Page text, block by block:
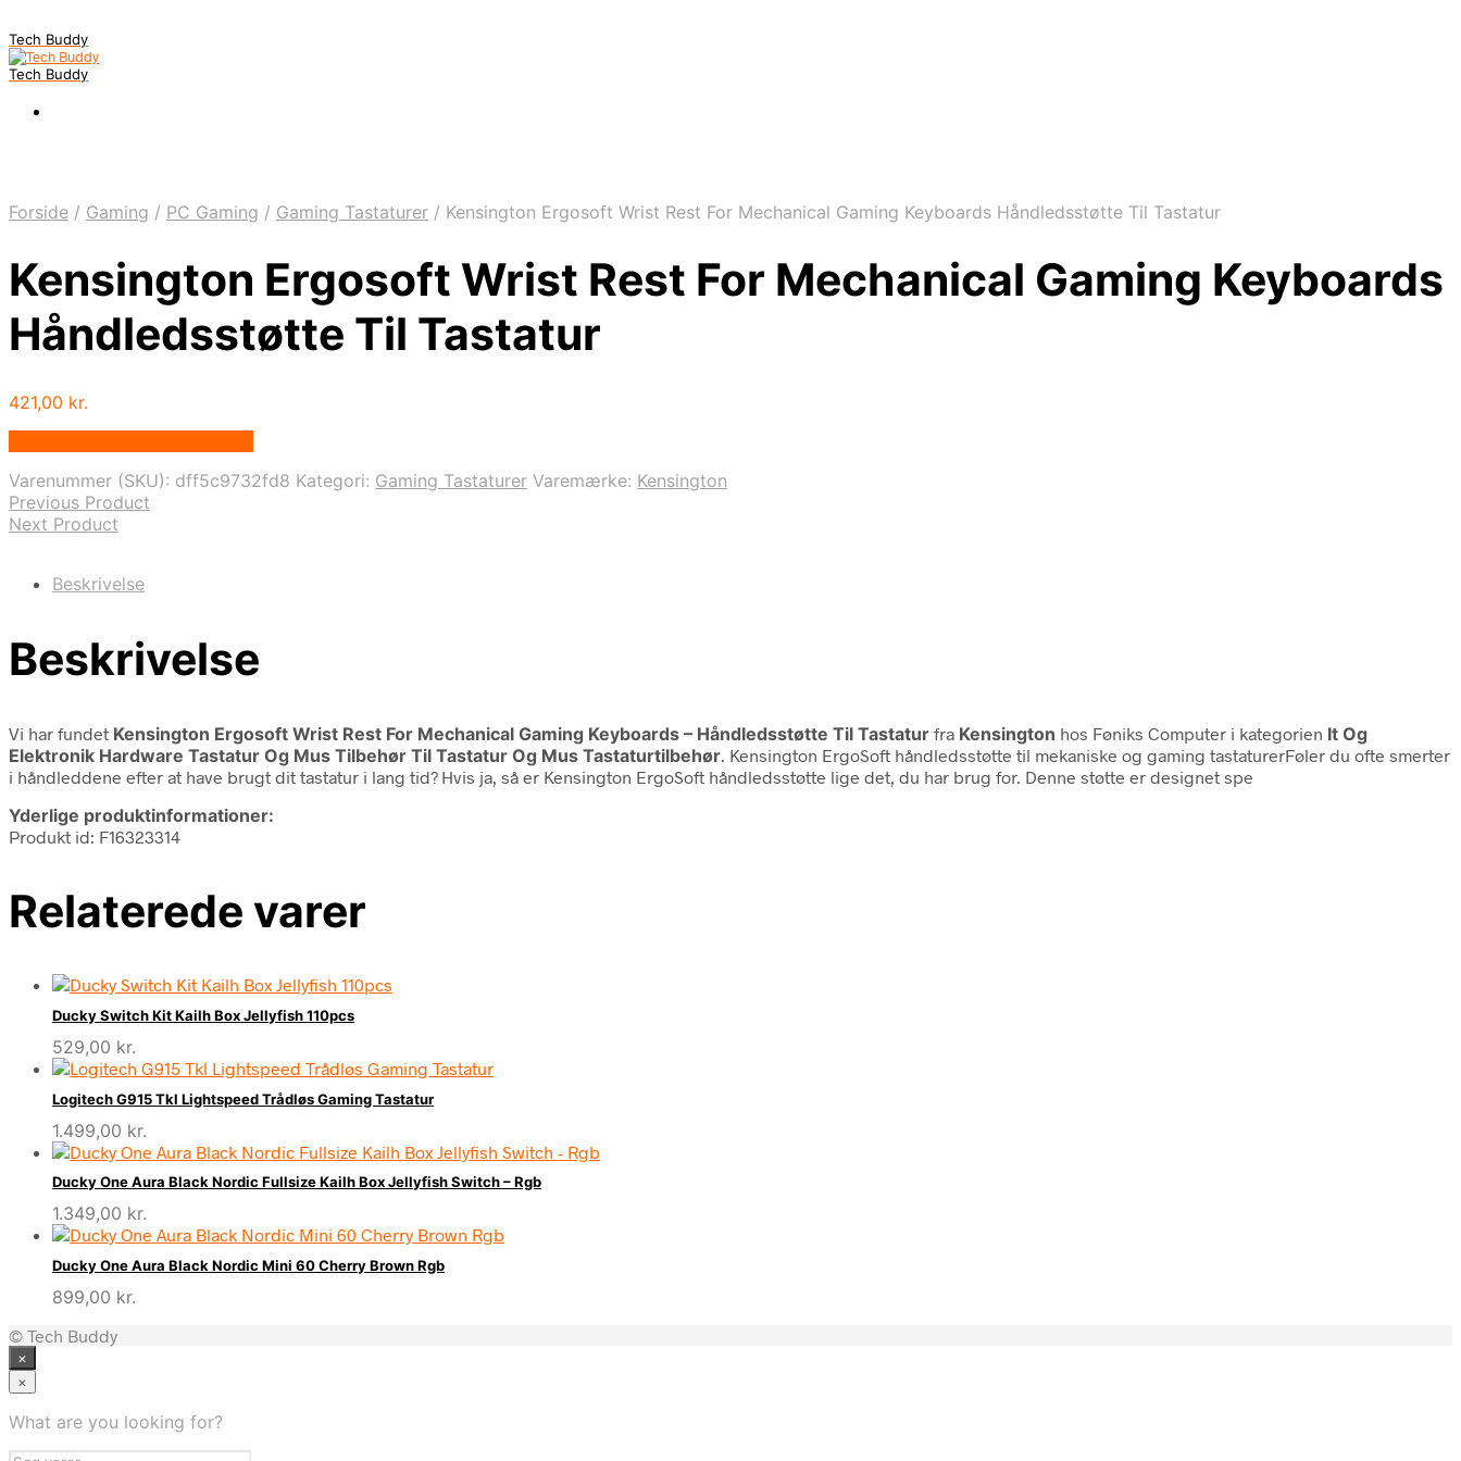
Tech Buddy
Tech Buddy
Forside / Gaming / PC Gaming / Gaming Tastaturer / Kensington Ergosoft Wrist Rest For Mechanical Gaming Keyboards Håndledsstøtte Til Tastatur
Kensington Ergosoft Wrist Rest For Mechanical Gaming Keyboards
Håndledsstøtte Til Tastatur
421,00 kr.
Varenummer (SKU): dff5c9732fd8 Kategori: Gaming Tastaturer Varemærke: Kensington
Previous Product
Next Product
Beskrivelse
Beskrivelse
Vi har fundet Kensington Ergosoft Wrist Rest For Mechanical Gaming Keyboards – Håndledsstøtte Til Tastatur fra Kensington hos Føniks Computer i kategorien It Og
Elektronik Hardware Tastatur Og Mus Tilbehør Til Tastatur Og Mus Tastaturtilbehør . Kensington ErgoSoft håndledsstøtte til mekaniske og gaming tastaturerFøler du ofte smerter
i håndleddene efter at have brugt dit tastatur i lang tid? Hvis ja, så er Kensington ErgoSoft håndledsstøtte lige det, du har brug for. Denne støtte er designet spe
Yderlige produktinformationer:
Produkt id: F16323314
Relaterede varer
Ducky Switch Kit Kailh Box Jellyfish 110pcs
529,00 kr.
Logitech G915 Tkl Lightspeed Trådløs Gaming Tastatur
1.499,00 kr.
Ducky One Aura Black Nordic Fullsize Kailh Box Jellyfish Switch – Rgb
1.349,00 kr.
Ducky One Aura Black Nordic Mini 60 Cherry Brown Rgb
899,00 kr.
© Tech Buddy
×
×
What are you looking for?